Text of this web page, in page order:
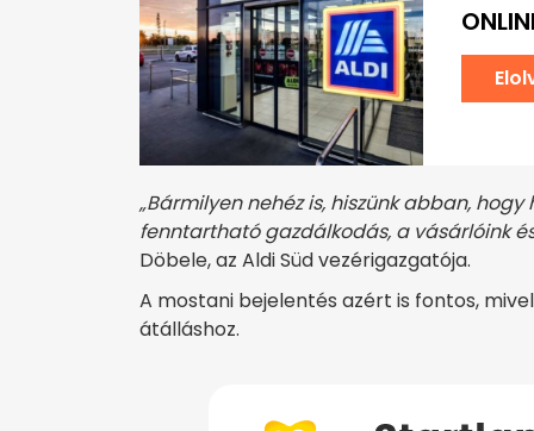
„Bármilyen nehéz is, hiszünk abban,
fenntartható gazdálkodás, a vásárlóink
Döbele, az Aldi Süd vezérigazgatója.
A mostani bejelentés azért is fontos,
átálláshoz.